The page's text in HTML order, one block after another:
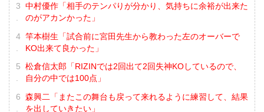
中村優作「相手のテンパりが分かり、気持ちに余裕が出来た
のがアカンかった」
竿本樹生「試合前に宮田先生から教わった左のオーバーで
KO出来て良かった」
松倉信太郎「RIZINでは2回出て2回失神KOしているので、
自分の中では100点」
森興二「またこの舞台も戻って来れるように練習して、結果
を出していきたい」